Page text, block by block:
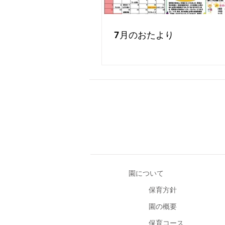
7月のおたより
園について
保育方針
園の概要
保育コース